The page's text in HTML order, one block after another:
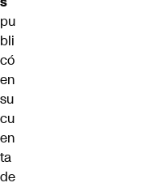
pu
bli
có
en
su
cu
en
ta
de